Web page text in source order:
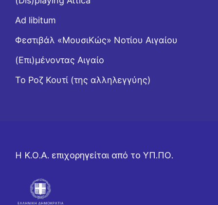
Ad libitum
Φεστιβάλ «ΜουσιΚώς» Νοτίου Αιγαίου
(Επι)μένοντας Αιγαίο
Το Ροζ Κουτί (της αλληλεγγύης)
Η Κ.Ο.Α. επιχορηγείται από το ΥΠ.ΠΟ.